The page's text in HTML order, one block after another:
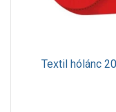
Textil hólánc